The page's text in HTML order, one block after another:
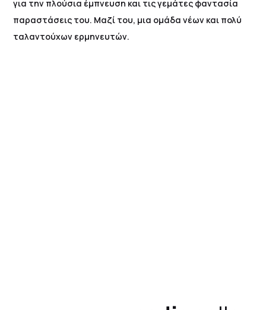
για την πλούσια έμπνευση και τις γεμάτες φαντασία
παραστάσεις του. Μαζί του, μια ομάδα νέων και πολύ
ταλαντούχων ερμηνευτών.